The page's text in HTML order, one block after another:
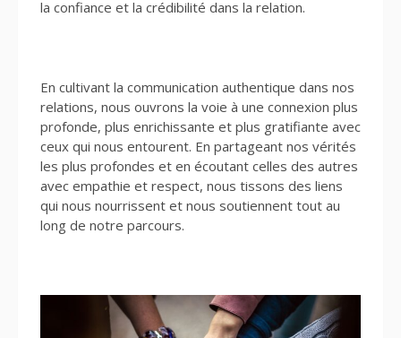
la confiance et la crédibilité dans la relation.
En cultivant la communication authentique dans nos
relations, nous ouvrons la voie à une connexion plus
profonde, plus enrichissante et plus gratifiante avec
ceux qui nous entourent. En partageant nos vérités
les plus profondes et en écoutant celles des autres
avec empathie et respect, nous tissons des liens
qui nous nourrissent et nous soutiennent tout au
long de notre parcours.